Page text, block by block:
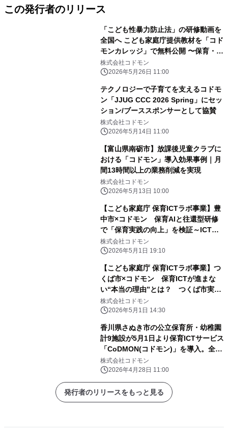
この発行者のリリース
「こども性暴力防止法」の研修動画を
全国へ こども家庭庁提供教材を「コド
モンカレッジ」で無料公開 〜保育・教
育・療育施設の従事者が研修を受けや
すい環境を整備〜
株式会社コドモン
2026年5月26日 11:00
テクノロジーで子育てを支えるコドモ
ン「JJUG CCC 2026 Spring」にセッ
ション/ブーススポンサーとして協賛
株式会社コドモン
2026年5月14日 11:00
【富山県南砺市】放課後児童クラブに
おける「コドモン」導入効果事例｜月
間13時間以上の業務削減を実現
株式会社コドモン
2026年5月13日 10:00
【こども家庭庁 保育ICTラボ事業】豊
中市×コドモン 保育AIと往還型研修
で「保育実践の向上」を検証～ICT活
用を加速するモデル事業の成果を公開
～
株式会社コドモン
2026年5月1日 19:10
【こども家庭庁 保育ICTラボ事業】つ
くば市×コドモン 保育ICTが進まな
い“本当の理由”とは？ つくば市実証
で9割が意欲向上、突破口は「事例・
交流・伴走支援」
株式会社コドモン
2026年5月1日 14:30
香川県さぬき市の公立保育所・幼稚園
計9施設が5月1日より保育ICTサービス
「CoDMON(コドモン)」を導入。全国
726自治体、香川県内では計6自治体に
普及
株式会社コドモン
2026年4月28日 11:00
発行者のリリースをもっと見る